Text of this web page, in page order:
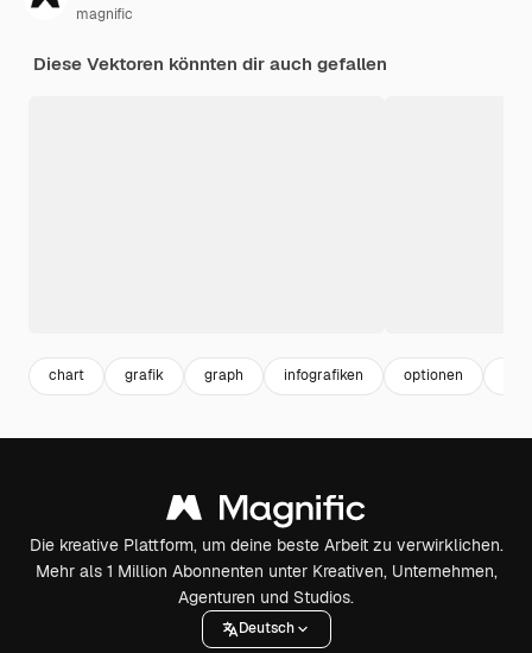
magnific
Diese Vektoren könnten dir auch gefallen
chart grafik graph infografiken optionen
Die kreative Plattform, um deine beste Arbeit zu verwirklichen.
Mehr als 1 Million Abonnenten unter Kreativen, Unternehmen,
Agenturen und Studios.
Deutsch